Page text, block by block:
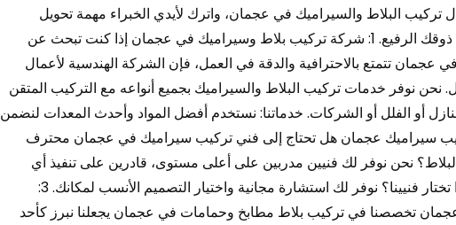
تركيب البلاط والسيراميك في عجمان، واترك لأيدي الخبراء مهمة تحويل
مساحتك إلى لوحة فنية تعكس ذوقك الرفيع. 1: شركة تركيب بلاط وسيراميك في عجمان إذا كنت تبحث عن
تتمتع بالاحترافية والدقة في العمل، فإن الشركة الهندسية لأعمال
نحن نوفر خدمات تركيب البلاط والسيراميك بجميع أنواعه مع التركيب المتقن
أو الفلل أو الشركات. خدماتنا: نستخدم أفضل المواد وأحدث المعدات لنضمن
2: فني تركيب سيراميك عجمان هل تحتاج إلى فني تركيب سيراميك في عجمان محترف
نحن نوفر لك فنيين مدربين على أعلى مستوى، قادرين على تنفيذ أي
تصميم بدقة وجودة عالية. لماذا تختار فنيينا؟ نوفر لك استشارة مجانية واختيار التصميم الأنسب لمكانك. 3:
تخصصنا في تركيب بلاط مطابخ وحمامات في عجمان يجعلنا نبرز كأحد